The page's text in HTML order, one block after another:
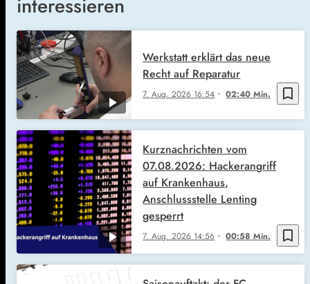
interessieren
bookmark_border
7. Aug. 2026 16:54 02:40 Min.
Werkstatt erklärt das neue
Recht auf Reparatur
bookmark_border
7. Aug. 2026 14:56 00:58 Min.
Kurznachrichten vom
07.08.2026: Hackerangriff
auf Krankenhaus,
Anschlussstelle Lenting
gesperrt